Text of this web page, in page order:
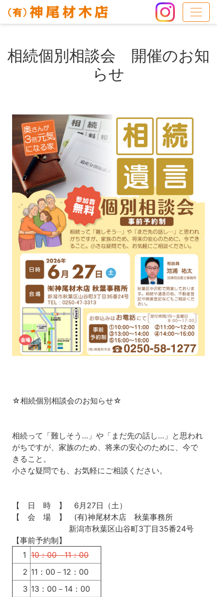
相続個別相談会 開催のお知
らせ
☆相続個別相談会のお知らせ☆
相続って「難しそう…」や「まだ先の話し…」と思われ
がちですが、家族のため、将来の安心のために、今で
きること。
小さな疑問でも、お気軽にご相談ください。
【 日 時 】 6月27日（土）
【 会 場 】 (有)神尾材木店 秋葉事務所
新潟市秋葉区山谷町3丁目35番24号
【事前予約制】
1 10：00－11：00
2 11：00－12：00
3 13：00－14：00